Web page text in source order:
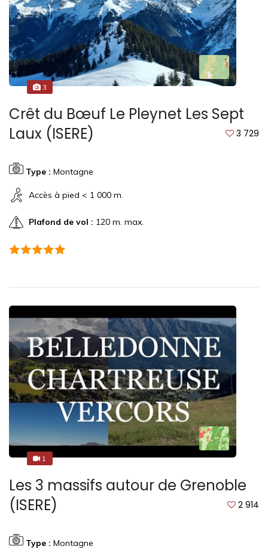
3
Crêt du Bœuf Le Pleynet Les Sept
Laux (ISERE)
3 729
Type : Montagne
Accès à pied < 1 000 m.
Plafond de vol : 120 m. max.
11
Les 3 massifs autour de Grenoble
(ISERE)
2 914
Type : Montagne